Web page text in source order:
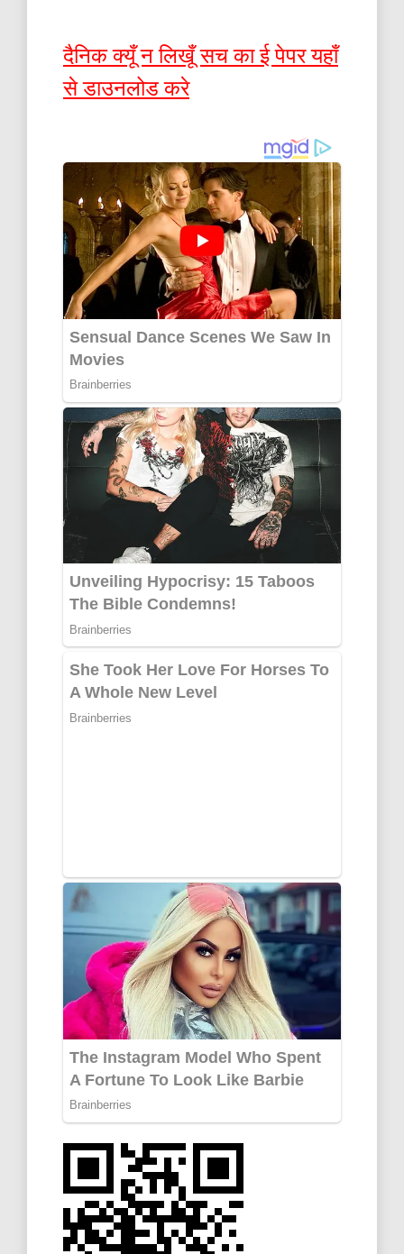
दैनिक क्यूँ न लिखूँ सच का ई पेपर यहाँ
से डाउनलोड करे